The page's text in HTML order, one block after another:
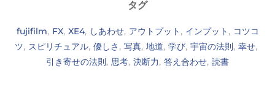
タグ
fujifilm, FX, XE4, しあわせ, アウトプット , インプット , コツコ
ツ, スピリチュアル, 優しさ , 写真, 地道, 学び, 宇宙の法則, 幸せ,
引き寄せの法則, 思考, 決断力, 答え合わせ, 読書